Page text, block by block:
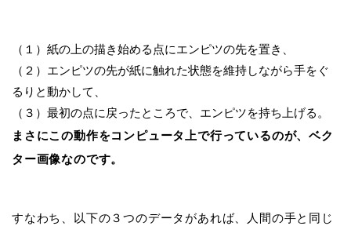
（１）紙の上の描き始める点にエンピツの先を置き、
（２）エンピツの先が紙に触れた状態を維持しながら手をぐ
るりと動かして、
（３）最初の点に戻ったところで、エンピツを持ち上げる。
まさにこの動作をコンピュータ上で行っているのが、ベク
ター画像なのです。
すなわち、以下の３つのデータがあれば、人間の手と同じ